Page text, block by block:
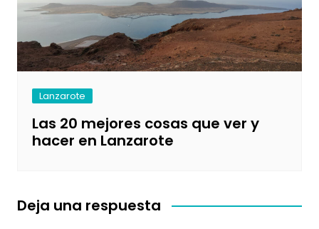
Lanzarote
Las 20 mejores cosas que ver y
hacer en Lanzarote
Deja una respuesta